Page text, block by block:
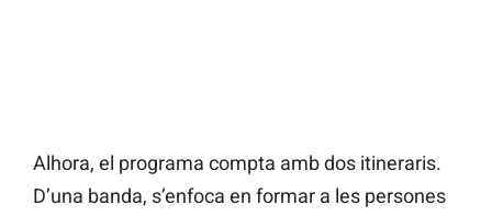
Alhora, el programa compta amb dos itineraris.
D’una banda, s’enfoca en formar a les persones